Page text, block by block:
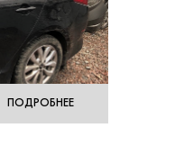
ПОДРОБНЕЕ